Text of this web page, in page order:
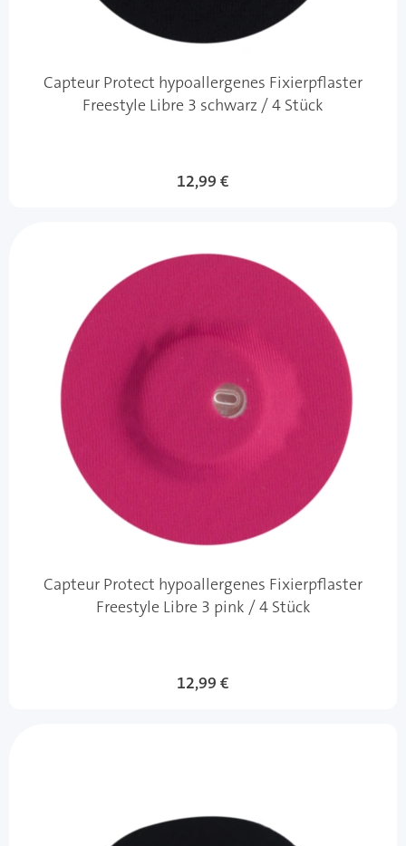
Capteur Protect hypoallergenes Fixierpflaster
Freestyle Libre 3 schwarz / 4 Stück
12,99 €
Capteur Protect hypoallergenes Fixierpflaster
Freestyle Libre 3 pink / 4 Stück
12,99 €